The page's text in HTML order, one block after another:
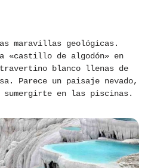
maravillas geológicas.
«castillo de algodón» en
blanco llenas de
Parece un paisaje nevado,
sumergirte en las piscinas.